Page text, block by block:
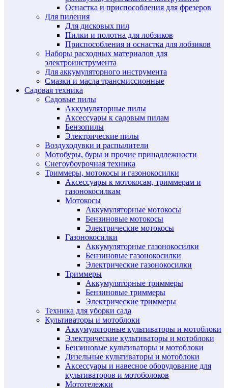
Оснастка и приспособления для фрезеров
Для пиления
Для дисковых пил
Пилки и полотна для лобзиков
Приспособления и оснастка для лобзиков
Наборы расходных материалов для
электроинструмента
Для аккумуляторного инструмента
Смазки и масла трансмиссионные
Садовая техника
Садовые пилы
Аккумуляторные пилы
Аксессуары к садовым пилам
Бензопилы
Электрические пилы
Воздуходувки и распылители
Мотобуры, буры и прочие принадлежности
Снегоубоурочная техника
Триммеры, мотокосы и газонокосилки
Аксессуары к мотокосам, триммерам и
газонокосилкам
Мотокосы
Аккумуляторные мотокосы
Бензиновые мотокосы
Электрические мотокосы
Газонокосилки
Аккумуляторные газонокосилки
Бензиновые газонокосилки
Электрические газонокосилки
Триммеры
Аккумуляторные триммеры
Бензиновые триммеры
Электрические триммеры
Техника для уборки сада
Культиваторы и мотоблоки
Аккумуляторные культиваторы и мотоблоки
Электрические культиваторы и мотоблоки
Бензиновые культиваторы и мотоблоки
Дизельные культиваторы и мотоблоки
Аксессуары и навесное оборудование для
культиваторов и мотоболоков
Мототележки